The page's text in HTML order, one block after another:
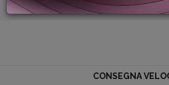
GIFT
CONSEGNA